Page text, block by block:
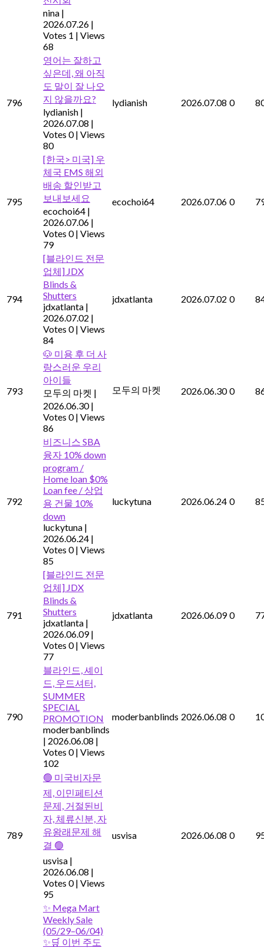
nina |
2026.07.26 |
Votes 1 | Views
68
796
영어는 잘하고
싶은데, 왜 아직
도 말이 잘 나오
지 않을까요?
lydianish |
2026.07.08 |
Votes 0 | Views
80
lydianish 2026.07.08 0
795
[한국> 미국] 우
체국 EMS 해외
배송 할인받고
보내보세요
ecochoi64 |
2026.07.06 |
Votes 0 | Views
79
ecochoi64 2026.07.06 0
794
[블라인드 전문
업체] JDX
Blinds &
Shutters
jdxatlanta |
2026.07.02 |
Votes 0 | Views
84
jdxatlanta 2026.07.02 0
793
🐶 미용 후 더 사
랑스러운 우리
아이들
모두의 마켓 |
2026.06.30 |
Votes 0 | Views
86
모두의 마켓 2026.06.30 0
792
비즈니스 SBA
융자 10% down
program /
Home loan $0%
Loan fee / 상업
용 건물 10%
down
luckytuna |
2026.06.24 |
Votes 0 | Views
85
luckytuna 2026.06.24 0
791
[블라인드 전문
업체] JDX
Blinds &
Shutters
jdxatlanta |
2026.06.09 |
Votes 0 | Views
77
jdxatlanta 2026.06.09 0
790
블라인드, 셰이
드, 우드셔터,
SUMMER
SPECIAL
PROMOTION
moderbanblinds
| 2026.06.08 |
Votes 0 | Views
102
moderbanblinds 2026.06.08 0
789
🟢 미국비자문
제, 이민페티션
문제, 거절된비
자, 체류신분, 자
유왕래문제 해
결 🟢
usvisa |
2026.06.08 |
Votes 0 | Views
95
usvisa 2026.06.08 0
✨ Mega Mart
Weekly Sale
(05/29–06/04)
✨🛒 이번 주도